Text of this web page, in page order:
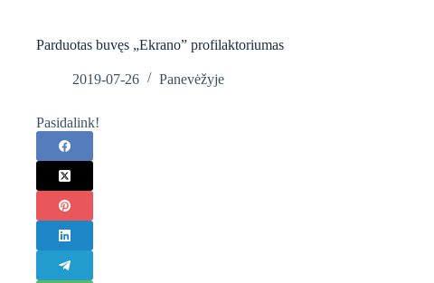
Parduotas buvęs „Ekrano” profilaktoriumas
2019-07-26 Panevėžyje
Pasidalink!